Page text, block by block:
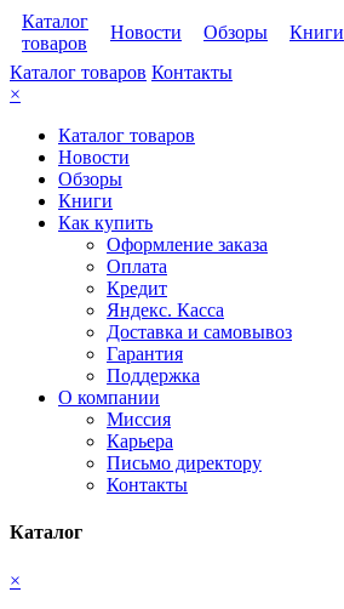
Каталог
товаров
Новости Обзоры Книги
Каталог товаров Контакты
×
Каталог товаров
Новости
Обзоры
Книги
Как купить
Оформление заказа
Оплата
Кредит
Яндекс. Касса
Доставка и самовывоз
Гарантия
Поддержка
О компании
Миссия
Карьера
Письмо директору
Контакты
Каталог
×